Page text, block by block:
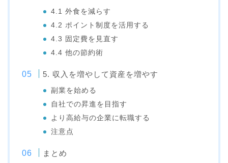
4.1 外食を減らす
4.2 ポイント制度を活用する
4.3 固定費を見直す
4.4 他の節約術
5. 収入を増やして資産を増やす
副業を始める
自社での昇進を目指す
より高給与の企業に転職する
注意点
まとめ